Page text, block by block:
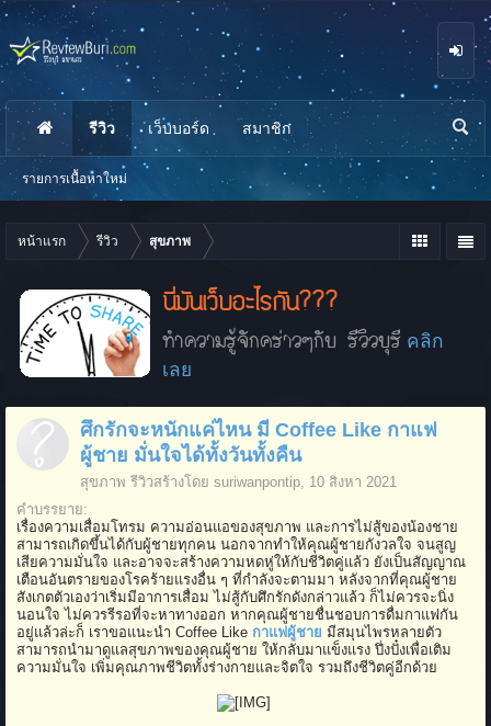
หน้าแรก รีวิว สุขภาพ
นี่มันเว็บอะไรกัน???
ทำความรู้จักคร่าวๆกับ รีวิวบุรี คลิก
เลย
ศึกรักจะหนักแค่ไหน มี Coffee Like กาแฟ
ผู้ชาย มั่นใจได้ทั้งวันทั้งคืน
สุขภาพ รีวิวสร้างโดย suriwanpontip, 10 สิงหา 2021
คำบรรยาย:
เรื่องความเสื่อมโทรม ความอ่อนแอของสุขภาพ และการไม่สู้ของน้องชาย
สามารถเกิดขึ้นได้กับผู้ชายทุกคน นอกจากทำให้คุณผู้ชายกังวลใจ จนสูญ
เสียความมั่นใจ และอาจจะสร้างความหดหู่ให้กับชีวิตคู่แล้ว ยังเป็นสัญญาณ
เตือนอันตรายของโรคร้ายแรงอื่น ๆ ที่กำลังจะตามมา หลังจากที่คุณผู้ชาย
สังเกตตัวเองว่าเริ่มมีอาการเสื่อม ไม่สู้กับศึกรักดังกล่าวแล้ว ก็ไม่ควรจะนิ่ง
นอนใจ ไม่ควรรีรอที่จะหาทางออก หากคุณผู้ชายชื่นชอบการดื่มกาแฟกัน
อยู่แล้วล่ะก็ เราขอแนะนำ Coffee Like กาแฟผู้ชาย มีสมุนไพรหลายตัว
สามารถนำมาดูแลสุขภาพของคุณผู้ชาย ให้กลับมาแข็งแรง ปึ่งปั๋งเพื่อเติม
ความมั่นใจ เพิ่มคุณภาพชีวิตทั้งร่างกายและจิตใจ รวมถึงชีวิตคู่อีกด้วย
รีวิว
รายการเนื้อหาใหม่
เว็บบอร์ด สมาชิก
นห
า